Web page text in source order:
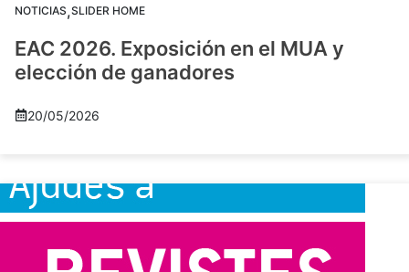
NOTICIAS,SLIDER HOME
EAC 2026. Exposición en el MUA y
elección de ganadores
20/05/2026